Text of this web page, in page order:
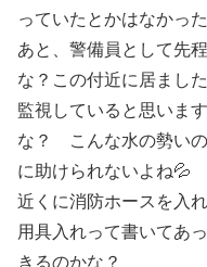
っていたとかはなかっ
あと、警備員として先
な？この付近に居まし
監視していると思いま
な？ こんな水の勢い
に助けられないよね💦
近くに消防ホースを入
用具入れって書いてあ
きるのかな？